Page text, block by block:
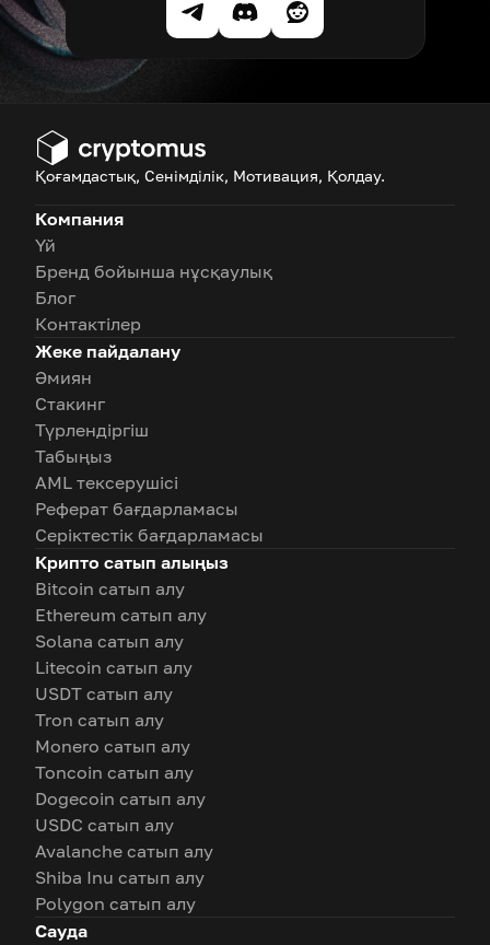
Қоғамдастық, Сенімділік, Мотивация, Қолдау.
Компания
Үй
Бренд бойынша нұсқаулық
Блог
Контактілер
Жеке пайдалану
Әмиян
Стакинг
Түрлендіргіш
Табыңыз
AML тексерушісі
Реферат бағдарламасы
Серіктестік бағдарламасы
Крипто сатып алыңыз
Bitcoin сатып алу
Ethereum сатып алу
Solana сатып алу
Litecoin сатып алу
USDT сатып алу
Tron сатып алу
Monero сатып алу
Toncoin сатып алу
Dogecoin сатып алу
USDC сатып алу
Avalanche сатып алу
Shiba Inu сатып алу
Polygon сатып алу
Сауда